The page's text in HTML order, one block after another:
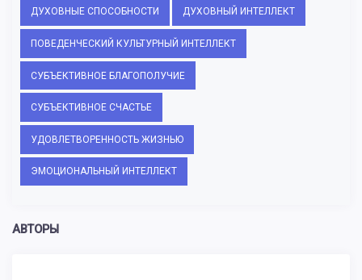
ДУХОВНЫЕ СПОСОБНОСТИ ДУХОВНЫЙ ИНТЕЛЛЕКТ
ПОВЕДЕНЧЕСКИЙ КУЛЬТУРНЫЙ ИНТЕЛЛЕКТ
СУБЪЕКТИВНОЕ БЛАГОПОЛУЧИЕ
СУБЪЕКТИВНОЕ СЧАСТЬЕ
УДОВЛЕТВОРЕННОСТЬ ЖИЗНЬЮ
ЭМОЦИОНАЛЬНЫЙ ИНТЕЛЛЕКТ
АВТОРЫ